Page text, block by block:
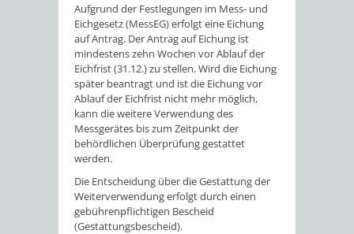
Aufgrund der Festlegungen im Mess- und
Eichgesetz (MessEG) erfolgt eine Eichung
auf Antrag. Der Antrag auf Eichung ist
mindestens zehn Wochen vor Ablauf der
Eichfrist (31.12.) zu stellen. Wird die Eichung
später beantragt und ist die Eichung vor
Ablauf der Eichfrist nicht mehr möglich,
kann die weitere Verwendung des
Messgerätes bis zum Zeitpunkt der
behördlichen Überprüfung gestattet
werden.
Die Entscheidung über die Gestattung der
Weiterverwendung erfolgt durch einen
gebührenpflichtigen Bescheid
(Gestattungsbescheid).